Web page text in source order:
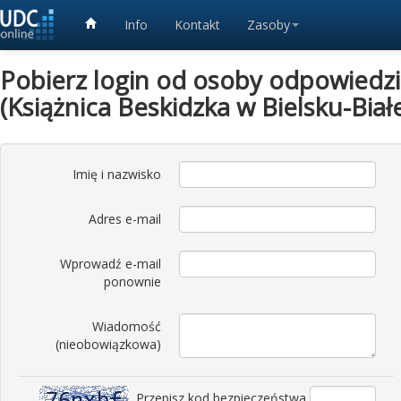
Info Kontakt Zasoby
Pobierz login od osoby
(Książnica Beskidzka w Bielsku-
Imię i nazwisko
Adres e-mail
Wprowadź e-mail
ponownie
Wiadomość
(nieobowiązkowa)